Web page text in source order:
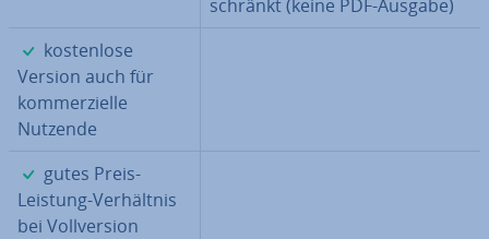
schränkt (keine PDF-Ausgabe)
✓
kos­ten­lo­se
Version auch für
kom­mer­zi­el­le
Nutzende
✓
gutes Preis-
Leistung-Ver­hält­nis
bei Voll­ver­si­on